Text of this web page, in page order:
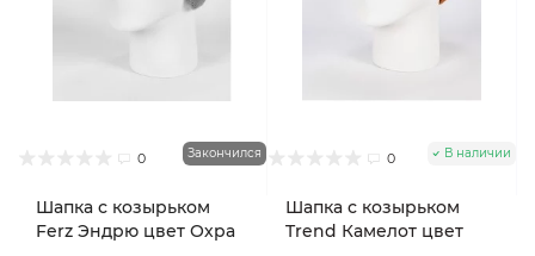
0 Закончился
Шапка с козырьком
Ferz Эндрю цвет Охра
0 В наличии
Шапка с козырьком
Trend Камелот цвет